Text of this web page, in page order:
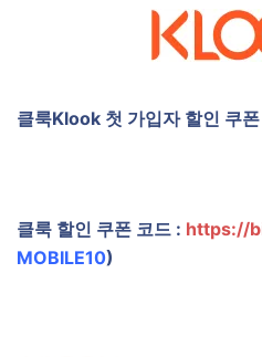
클룩Klook 첫 가입자 할인 쿠
클룩 할인 쿠폰 코드 : https://
MOBILE10)